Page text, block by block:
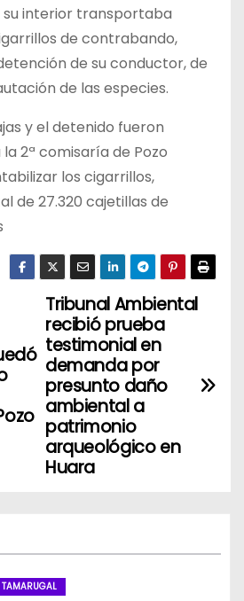
interior transportaba
de contrabando,
de su conductor, de
de las especies.
y el detenido fueron
2ª comisaría de Pozo
los cigarrillos,
de 27.320 cajetillas de
Tribunal Ambiental
recibió prueba
testimonial en
demanda por
presunto daño
ambiental a
patrimonio
arqueológico en
Huara
TAMARUGAL